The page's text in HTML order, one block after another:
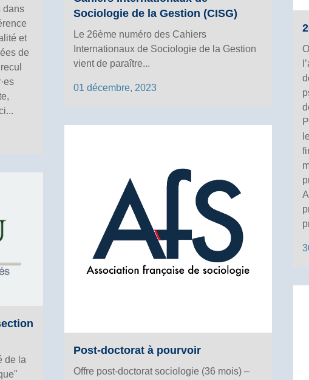
dans
et
de
Sociologie de la Gestion (CISG)
Le 26ème numéro des Cahiers
Internationaux de Sociologie de la Gestion
vient de paraître...
01 décembre, 2023
Post-doctorat à pourvoir
Offre post-doctorat sociologie (36 mois) –
de la